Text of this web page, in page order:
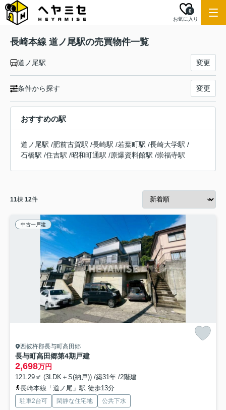
お気に入り
0
長崎本線 道ノ尾駅の売買物件一覧
道ノ尾駅 変更
条件から探す 変更
おすすめの駅
道ノ尾駅 /肥前古賀駅 /長崎駅 /若葉町駅 /長崎大学駅 /
石橋駅 /住吉駅 /昭和町通駅 /原爆資料館駅 /崇福寺駅
11棟 12件
中古一戸建
西彼杵郡長与町高田郷
長与町高田郷第4期戸建
2,698万円
121.29㎡ (3LDK＋S(納戸)) /築31年 /2階建
長崎本線「道ノ尾」駅 徒歩13分
駐車2台可 閑静な住宅地 公共下水